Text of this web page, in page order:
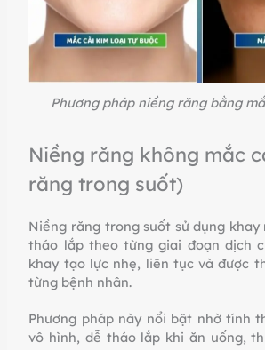
Phương pháp niềng răng bằng
Niềng răng không mắc
răng trong suốt)
Niềng răng trong suốt sử dụng
tháo lắp theo từng giai đoạn dịch
khay tạo lực nhẹ, liên tục và được
từng bệnh nhân.
Phương pháp này nổi bật nhờ tính
vô hình, dễ tháo lắp khi ăn uống,